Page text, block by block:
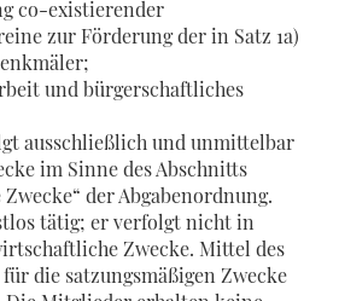
co-existierender
zur Förderung der in Satz 1a)
und bürgerschaftliches
ausschließlich und unmittelbar
im Sinne des Abschnitts
der Abgabenordnung.
tätig; er verfolgt nicht in
Zwecke. Mittel des
die satzungsmäßigen Zwecke